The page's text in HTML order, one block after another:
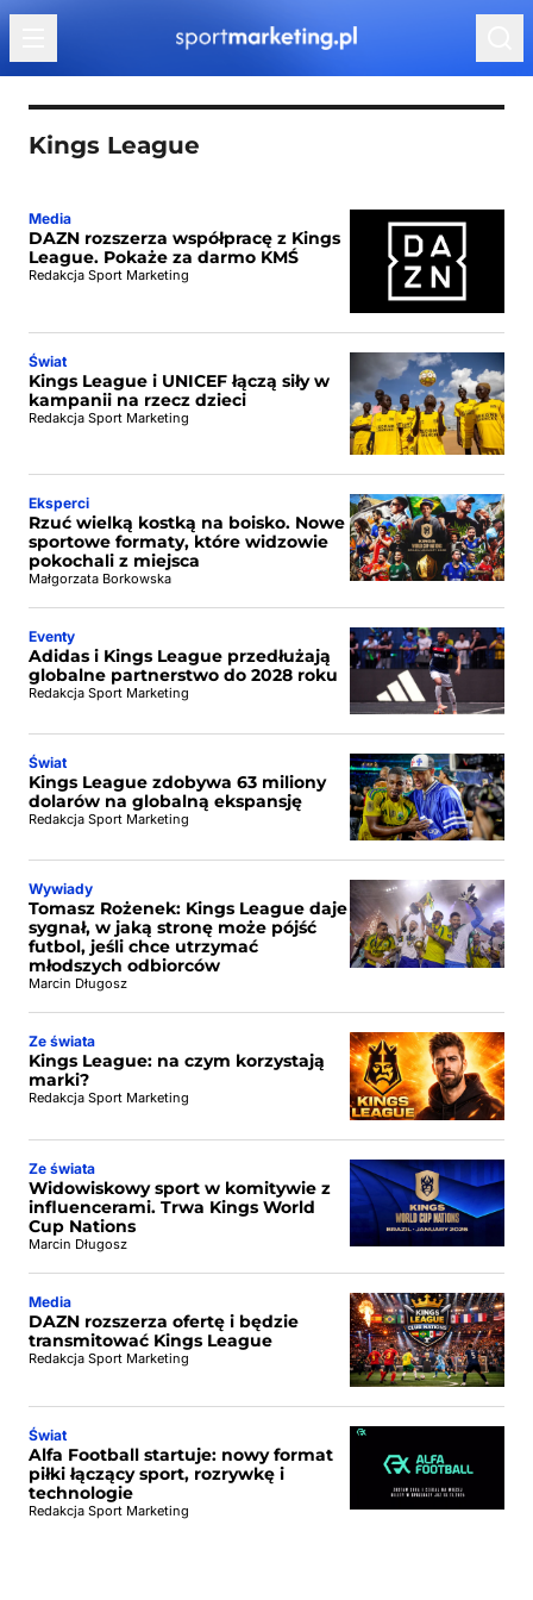
Przejdź do treści
Kings League
Media
DAZN rozszerza współpracę z Kings
League. Pokaże za darmo KMŚ
Redakcja Sport Marketing
Świat
Kings League i UNICEF łączą siły w
kampanii na rzecz dzieci
Redakcja Sport Marketing
Eksperci
Rzuć wielką kostką na boisko. Nowe
sportowe formaty, które widzowie
pokochali z miejsca
Małgorzata Borkowska
Eventy
Adidas i Kings League przedłużają
globalne partnerstwo do 2028 roku
Redakcja Sport Marketing
Świat
Kings League zdobywa 63 miliony
dolarów na globalną ekspansję
Redakcja Sport Marketing
Wywiady
Tomasz Rożenek: Kings League daje
sygnał, w jaką stronę może pójść
futbol, jeśli chce utrzymać
młodszych odbiorców
Marcin Długosz
Ze świata
Kings League: na czym korzystają
marki?
Redakcja Sport Marketing
Ze świata
Widowiskowy sport w komitywie z
influencerami. Trwa Kings World
Cup Nations
Marcin Długosz
Media
DAZN rozszerza ofertę i będzie
transmitować Kings League
Redakcja Sport Marketing
Świat
Alfa Football startuje: nowy format
piłki łączący sport, rozrywkę i
technologie
Redakcja Sport Marketing